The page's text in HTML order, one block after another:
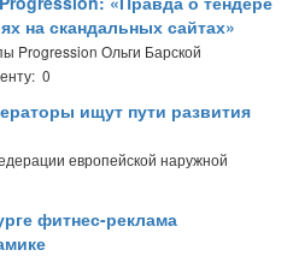
на скандальных сайтах»
Progression Ольги Барской
0
ищут пути развития
европейской наружной
фитнес-реклама